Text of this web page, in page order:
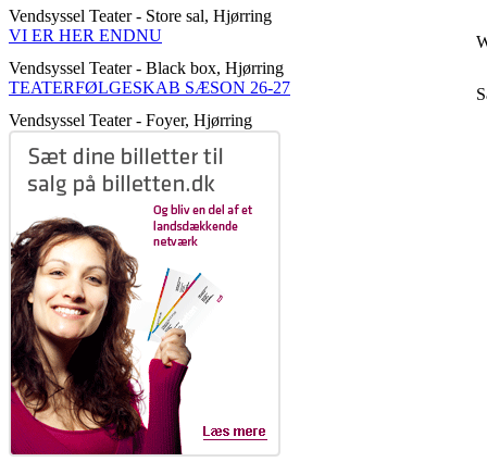
Vendsyssel Teater - Store sal, Hjørring
VI ER HER ENDNU
Vendsyssel Teater - Black box, Hjørring
TEATERFØLGESKAB SÆSON 26-27
Vendsyssel Teater - Foyer, Hjørring